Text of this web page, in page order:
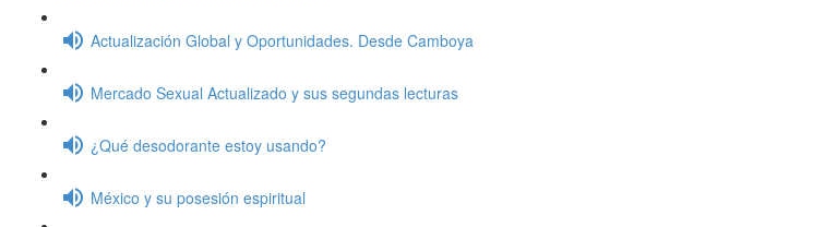
Actualización Global y Oportunidades. Desde Camboya
Mercado Sexual Actualizado y sus segundas lecturas
¿Qué desodorante estoy usando?
México y su posesión espiritual